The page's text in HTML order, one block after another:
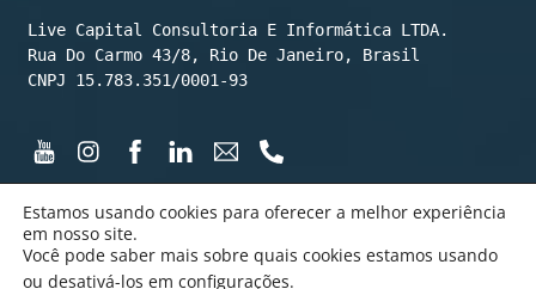
Live Capital Consultoria E Informática LTDA.
Rua Do Carmo 43/8, Rio De Janeiro, Brasil
CNPJ 15.783.351/0001-93
©️ LiveCapital 2015 até hoje
Estamos usando cookies para oferecer a melhor experiência
em nosso site.
Você pode saber mais sobre quais cookies estamos usando
ou desativá-los em configurações.